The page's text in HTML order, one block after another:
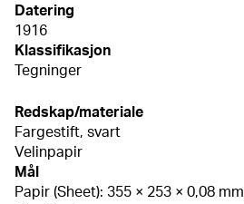
Datering
1916
Klassifikasjon
Tegninger
Redskap/materiale
Fargestift, svart
Velinpapir
Mål
Papir (Sheet): 355 × 253 × 0,08 mm